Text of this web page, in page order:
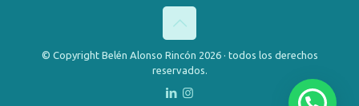
© Copyright Belén Alonso Rincón 2026 · todos los derechos
reservados.